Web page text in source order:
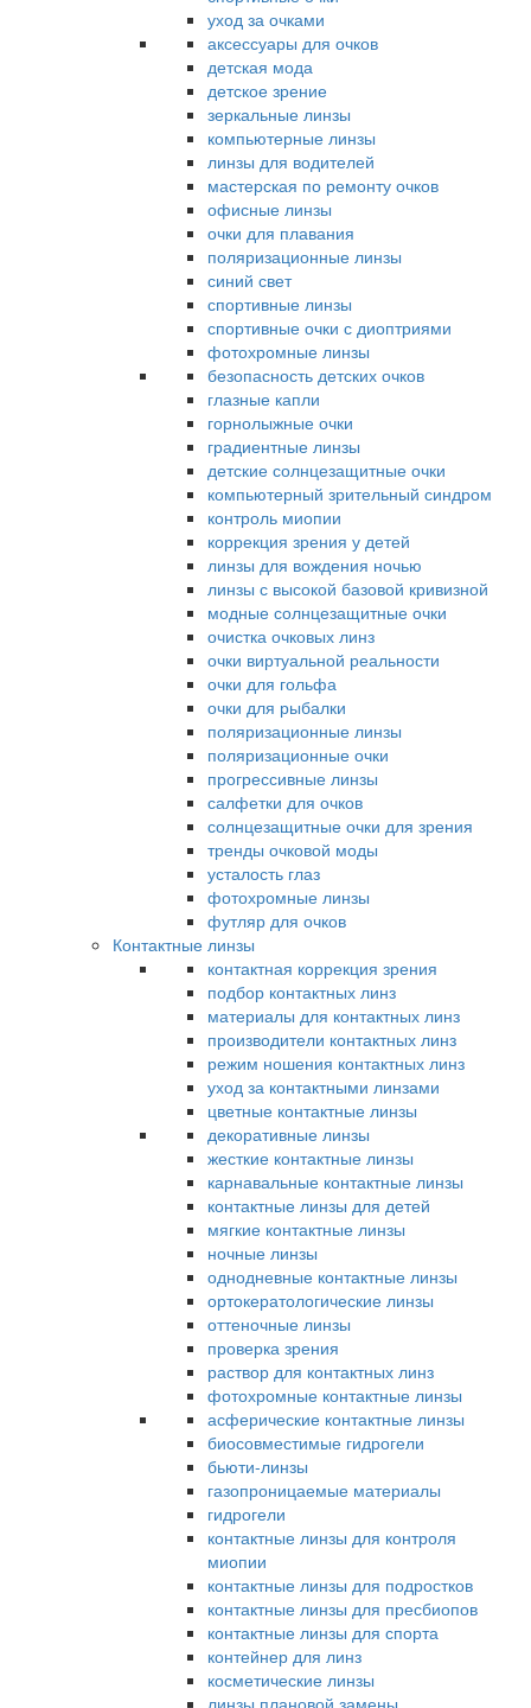
уход за очками
аксессуары для очков
детская мода
детское зрение
зеркальные линзы
компьютерные линзы
линзы для водителей
мастерская по ремонту очков
офисные линзы
очки для плавания
поляризационные линзы
синий свет
спортивные линзы
спортивные очки с диоптриями
фотохромные линзы
безопасность детских очков
глазные капли
горнолыжные очки
градиентные линзы
детские солнцезащитные очки
компьютерный зрительный синдром
контроль миопии
коррекция зрения у детей
линзы для вождения ночью
линзы с высокой базовой кривизной
модные солнцезащитные очки
очистка очковых линз
очки виртуальной реальности
очки для гольфа
очки для рыбалки
поляризационные линзы
поляризационные очки
прогрессивные линзы
салфетки для очков
солнцезащитные очки для зрения
тренды очковой моды
усталость глаз
фотохромные линзы
футляр для очков
Контактные линзы
контактная коррекция зрения
подбор контактных линз
материалы для контактных линз
производители контактных линз
режим ношения контактных линз
уход за контактными линзами
цветные контактные линзы
декоративные линзы
жесткие контактные линзы
карнавальные контактные линзы
контактные линзы для детей
мягкие контактные линзы
ночные линзы
однодневные контактные линзы
ортокератологические линзы
оттеночные линзы
проверка зрения
раствор для контактных линз
фотохромные контактные линзы
асферические контактные линзы
биосовместимые гидрогели
бьюти-линзы
газопроницаемые материалы
гидрогели
контактные линзы для контроля
миопии
контактные линзы для подростков
контактные линзы для пресбиопов
контактные линзы для спорта
контейнер для линз
косметические линзы